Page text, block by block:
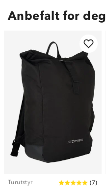
Anbefalt for deg
Turutstyr (7)